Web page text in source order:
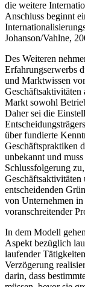
die weitere
Anschluss beginnt
Johanson/Vahlne,
Des Weiteren
Erfahrungserwerbs
und Marktwissen
Geschäftsaktivitäten
Markt sowohl
Daher sei die
über fundierte
Geschäftspraktiken
unbekannt und
Schlussfolgerung
entscheidenden
von Unternehmen in
voranschreitender
In dem Modell
Aspekt bezüglich
laufender
Verzögerung
darin, dass